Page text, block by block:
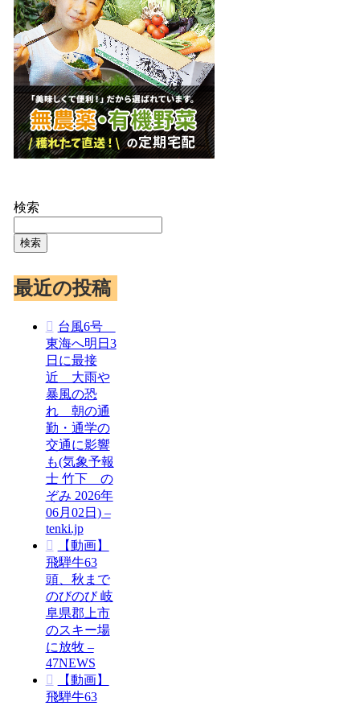
検索
検索
最近の投稿
台風6号
東海へ明日3
日に最接
近 大雨や
暴風の恐
れ 朝の通
勤・通学の
交通に影響
も(気象予報
士 竹下 の
ぞみ 2026年
06月02日) –
tenki.jp
【動画】
飛騨牛63
頭、秋まで
のびのび 岐
阜県郡上市
のスキー場
に放牧 –
47NEWS
【動画】
飛騨牛63